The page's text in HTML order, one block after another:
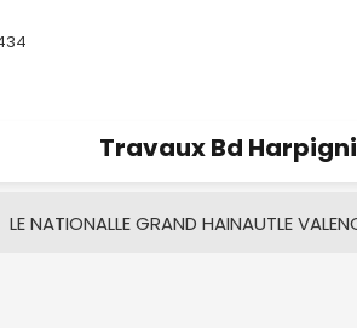
Travaux Bd
LE NATIONALLE GRAND HAINAUTLE